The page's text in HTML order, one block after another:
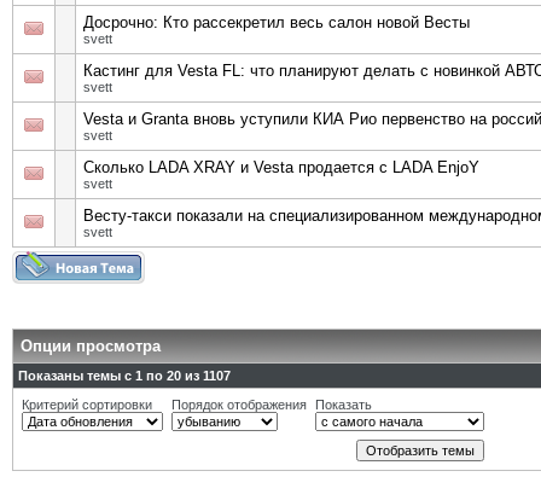
Досрочно: Кто рассекретил весь салон новой Весты
svett
Кастинг для Vesta FL: что планируют делать с новинкой
svett
Vesta и Granta вновь уступили КИА Рио первенство на
svett
Сколько LADA XRAY и Vesta продается с LADA EnjoY
svett
Весту-такси показали на специализированном
svett
Опции просмотра
Показаны темы с 1 по 20 из 1107
Критерий сортировки
Порядок отображения Показать